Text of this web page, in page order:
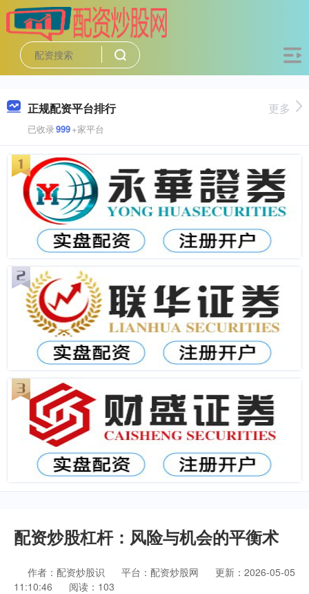
正规配资平台排行
已收录999+家平台
更多
配资炒股杠杆：风险与机会的平衡术
作者：配资炒股识 平台：配资炒股网
更新：2026-05-05
11:10:46
阅读：103